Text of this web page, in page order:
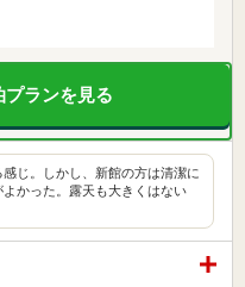
ランを見る
じ。しかし、新館の方は清潔に
かった。露天も大きくはない